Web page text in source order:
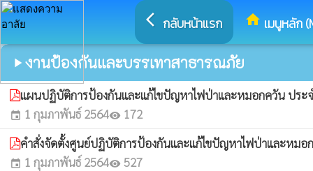
arrow_back_ios กลับหน้าแรก home เมนูหลัก
play_arrow งานป้องกันและบรรเทาสาธารณภัย
แผนปฏิบัติการป้องกันและแก้ไขปัญหาไฟป่าและหมอกควัน ปร
event 1 กุมภาพันธ์ 2564visibility 172
คำสั่งจัดตั้งศูนย์ปฏิบัติการป้องกันและแก้ไขปัญหาไฟป่าและหม
event 1 กุมภาพันธ์ 2564visibility 527